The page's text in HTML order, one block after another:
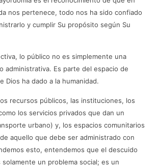
nos pertenece, todo nos ha sido confiado
y cumplir Su propósito según Su
lo público no es simplemente una
administrativa. Es parte del espacio de
Dios ha dado a la humanidad.
recursos públicos, las instituciones, los
los servicios privados que dan un
urbano) y, los espacios comunitarios
aquello que debe ser administrado con
esto, entendemos que el descuido
un problema social; es un